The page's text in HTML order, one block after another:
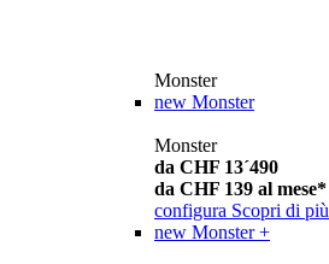
Monster
new Monster
Monster
da CHF 13´490
da CHF 139 al mese*
configura Scopri di più
new Monster +